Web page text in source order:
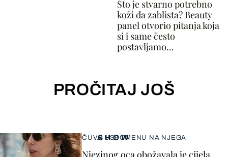
Što je stvarno potrebno
koži da zablista? Beauty
panel otvorio pitanja koja
si i same često
postavljamo...
PROČITAJ JOŠ
SHOW
ČUVA USPOMENU NA NJEGA
Njezinog oca obožavala je cijela